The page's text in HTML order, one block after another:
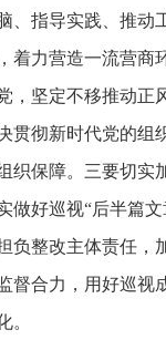
、指导实践、推动
着力营造一流营商
，坚定不移推动正
贯彻新时代党的组
织保障。三要切实
做好巡视“后半篇文
负整改主体责任，
督合力，用好巡视
。